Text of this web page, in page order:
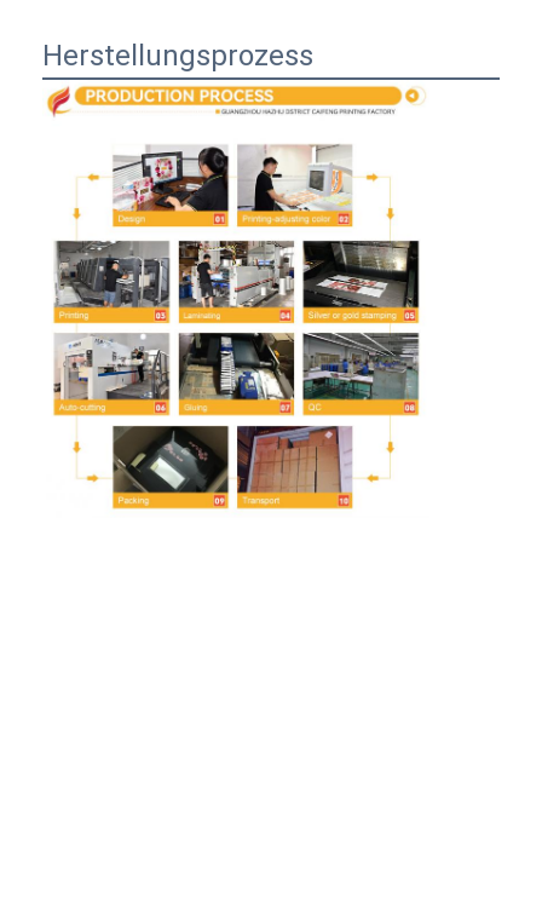
Herstellungsprozess